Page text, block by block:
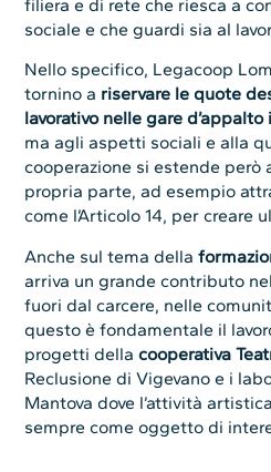
filiera e di rete che riesca a
sociale e che guardi sia al
Nello specifico, Legacoop
tornino a riservare le quote
lavorativo nelle gare
ma agli aspetti sociali e alla
cooperazione si estende però
propria parte, ad esempio
come l’Articolo 14, per creare
Anche sul tema della
arriva un grande contributo
fuori dal carcere, nelle
questo è fondamentale il
progetti dellacooperativa
Reclusione di Vigevano e i
Mantova dove l’attività
sempre come oggetto di